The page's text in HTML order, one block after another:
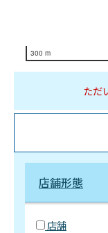
300 m
ただ
店舗形態
店舗